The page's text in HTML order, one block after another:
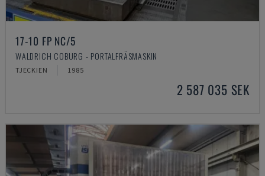
17-10 FP NC/5
WALDRICH COBURG - PORTALFRÄSMASKIN
TJECKIEN 1985
2 587 035 SEK